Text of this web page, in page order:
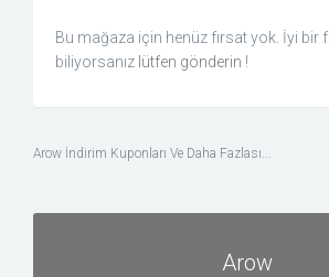
Bu mağaza için henüz fırsat yok. İyi bir
biliyorsanız lütfen gönderin !
Arow İndirim Kuponları Ve Daha Fazlası...
Arow